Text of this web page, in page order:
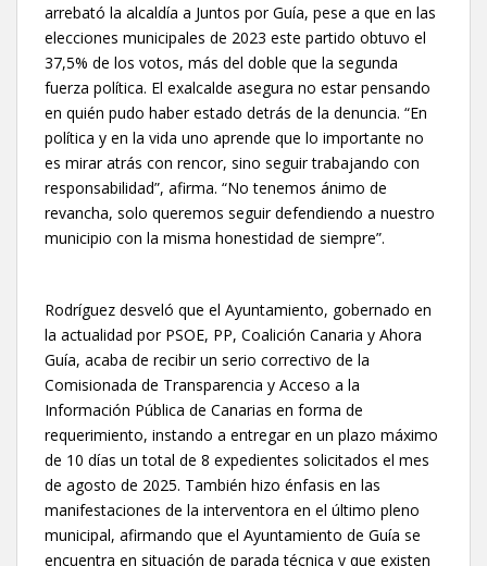
arrebató la alcaldía a Juntos por Guía, pese a que en las
elecciones municipales de 2023 este partido obtuvo el
37,5% de los votos, más del doble que la segunda
fuerza política. El exalcalde asegura no estar pensando
en quién pudo haber estado detrás de la denuncia. “En
política y en la vida uno aprende que lo importante no
es mirar atrás con rencor, sino seguir trabajando con
responsabilidad”, afirma. “No tenemos ánimo de
revancha, solo queremos seguir defendiendo a nuestro
municipio con la misma honestidad de siempre”.
Rodríguez desveló que el Ayuntamiento, gobernado en
la actualidad por PSOE, PP, Coalición Canaria y Ahora
Guía, acaba de recibir un serio correctivo de la
Comisionada de Transparencia y Acceso a la
Información Pública de Canarias en forma de
requerimiento, instando a entregar en un plazo máximo
de 10 días un total de 8 expedientes solicitados el mes
de agosto de 2025. También hizo énfasis en las
manifestaciones de la interventora en el último pleno
municipal, afirmando que el Ayuntamiento de Guía se
encuentra en situación de parada técnica y que existen